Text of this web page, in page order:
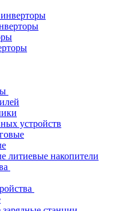
устройств
литиевые накопители